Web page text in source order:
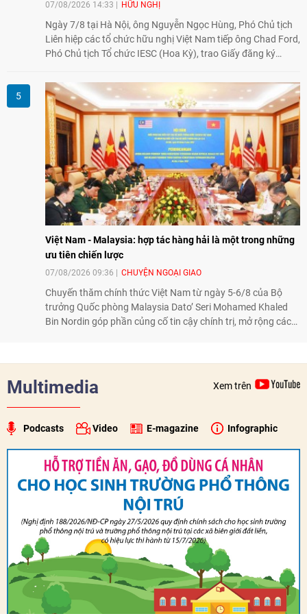
07/08/2026 14:33 HỮU NGHỊ
Ngày 7/8 tại Hà Nội, ông Nguyễn Ngọc Hùng, Phó Chủ tịch
Liên hiệp các tổ chức hữu nghị Việt Nam tiếp ông Chad Ford,
Phó Chủ tịch Tổ chức IESC (Hoa Kỳ), trao Giấy đăng ký
đổi về định hướng triển khai Dự án "Mở rộng Thương mại
Nông nghiệp và An toàn thực phẩm Hoa Kỳ - Việt Nam",
hướng tới thúc đẩy chuyển đổi số, hiện đại hóa nông nghiệp
và mở rộng hợp tác phát triển giữa hai nước.
Việt Nam - Malaysia: hợp tác hàng hải là một trong những
ưu tiên chiến lược
07/08/2026 09:36 CHUYỆN NGOẠI GIAO
Chuyến thăm chính thức Việt Nam từ ngày 5-6/8 của Bộ
trưởng Quốc phòng Malaysia Dato’ Seri Mohamed Khaled
Bin Nordin góp phần củng cố tin cậy chính trị, mở rộng các
Multimedia Xem trên
Podcasts Video E-magazine Infographic